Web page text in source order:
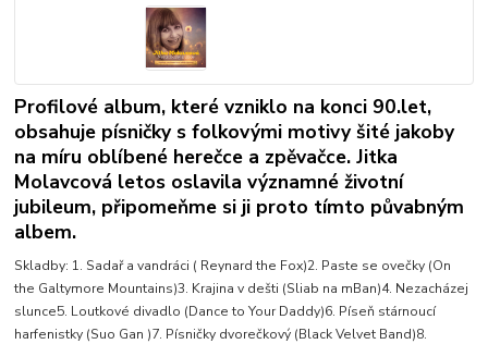
Profilové album, které vzniklo na konci 90.let,
obsahuje písničky s folkovými motivy šité jakoby
na míru oblíbené herečce a zpěvačce. Jitka
Molavcová letos oslavila významné životní
jubileum, připomeňme si ji proto tímto půvabným
albem.
Skladby: 1. Sadař a vandráci ( Reynard the Fox)2. Paste se ovečky (On
the Galtymore Mountains)3. Krajina v dešti (Sliab na mBan)4. Nezacházej
slunce5. Loutkové divadlo (Dance to Your Daddy)6. Píseň stárnoucí
harfenistky (Suo Gan )7. Písničky dvorečkový (Black Velvet Band)8.